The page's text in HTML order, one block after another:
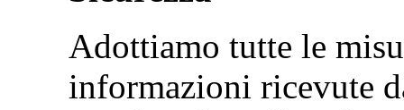
Adottiamo tutte le
informazioni ricevute